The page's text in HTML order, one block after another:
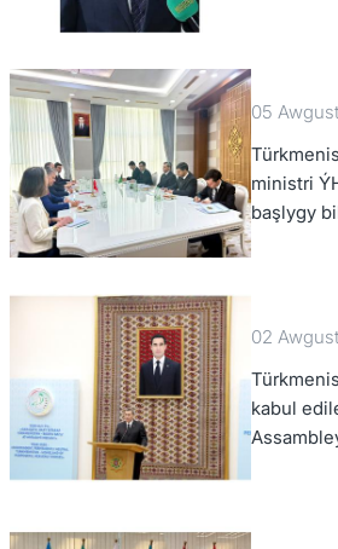
05
ministri
başlygy
02
kabul